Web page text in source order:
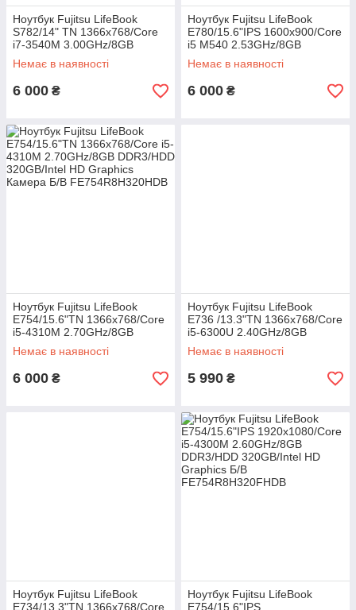
Ноутбук Fujitsu LifeBook
S782/14" TN 1366x768/Core
i7-3540M 3.00GHz/8GB
DDR3/SSD 240GB/Intel HD
Graphics Камера Б/В
Немає в наявності
6 000 ₴
Ноутбук Fujitsu LifeBook
E780/15.6"IPS 1600x900/Core
i5 M540 2.53GHz/8GB
DDR3/HDD 500GB/NVIDIA
GeForce GT 330M 1GB Б/В
Немає в наявності
6 000 ₴
Ноутбук Fujitsu LifeBook
E754/15.6"TN 1366x768/Core
i5-4310M 2.70GHz/8GB
DDR3/HDD 320GB/Intel HD
Graphics Камера Б/В
Немає в наявності
6 000 ₴
Ноутбук Fujitsu LifeBook
E736 /13.3"TN 1366x768/Core
i5-6300U 2.40GHz/8GB
DDR4/HDD 320GB/Intel HD
Graphics Камера Б/В
Немає в наявності
5 990 ₴
Ноутбук Fujitsu LifeBook
E734/13.3"TN 1366x768/Core
Ноутбук Fujitsu LifeBook
E754/15.6"IPS